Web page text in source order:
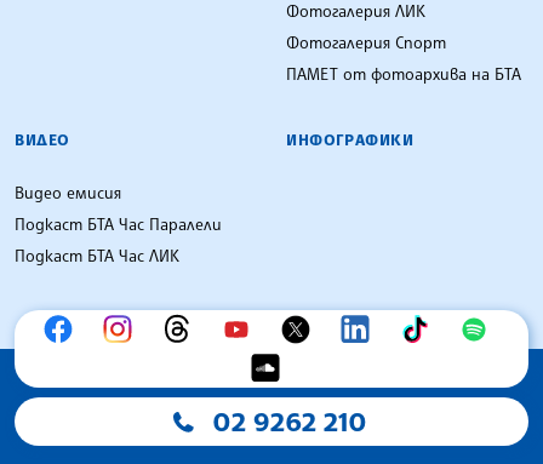
Фотогалерия ЛИК
Фотогалерия Спорт
ПАМЕТ от фотоархива на БТА
ВИДЕО
Видео емисия
Подкаст БТА Час Паралели
Подкаст БТА Час ЛИК
ИНФОГРАФИКИ
02 9262 210